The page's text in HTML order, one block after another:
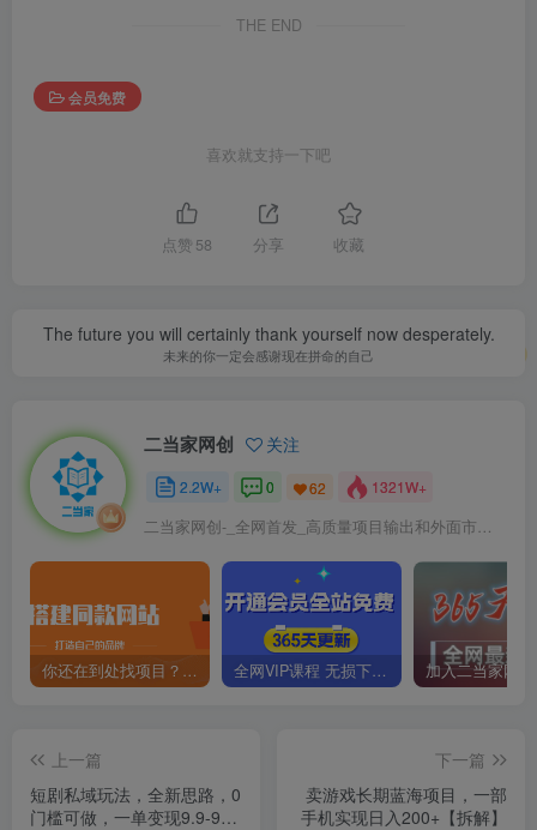
THE END
会员免费
喜欢就支持一下吧
点赞 58 分享 收藏
The future you will certainly thank yourself now desperately.
未来的你一定会感谢现在拼命的自己
二当家网创 关注
2.2W+ 0 62 1321W+
二当家网创-_全网首发_高质量项目输出和外面市场高价课程一模一样
你还在到处找项目？还在当韭菜？我靠卖项目一个月收入5万+，曾经我也是个失败者。 全网VIP课程 无损下载~
上一篇
短剧私域玩法，全新思路，0
门槛可做，一单变现9.9-99
下一篇
卖游戏长期蓝海项目，一部
手机实现日入200+【拆解】